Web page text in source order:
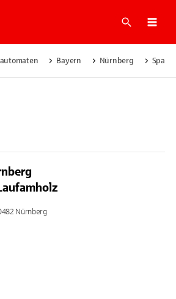
Suche
Bayern Nürnberg
Nürnberg